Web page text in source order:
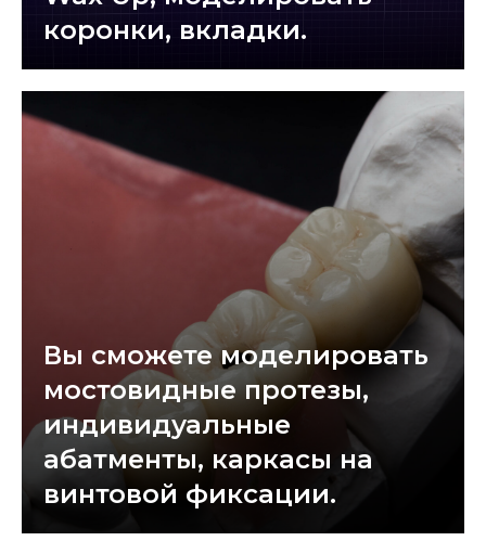
коронки, вкладки.
Вы сможете моделировать
мостовидные протезы,
индивидуальные
абатменты, каркасы на
винтовой фиксации.